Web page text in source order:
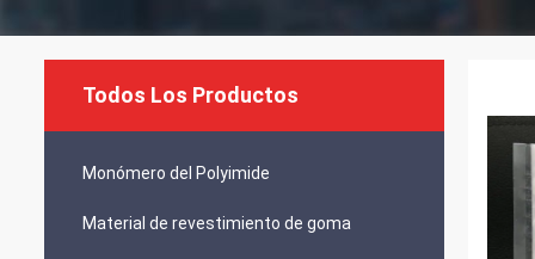
Todos Los Productos
Monómero del Polyimide
Material de revestimiento de goma